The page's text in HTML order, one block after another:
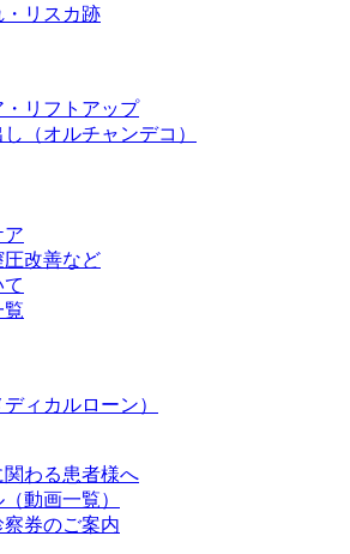
リスカ跡
リフトアップ
（オルチャンデコ）
ア
改善など
覧
ィカルローン）
わる患者様へ
動画一覧）
券のご案内